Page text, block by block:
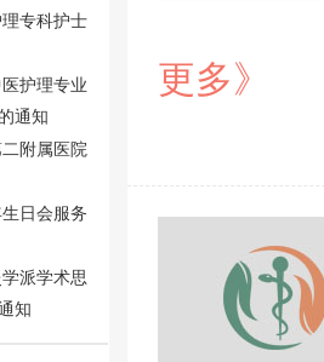
专科护士
护理专业
通知
附属医院
日会服务
派学术思
知
更多》